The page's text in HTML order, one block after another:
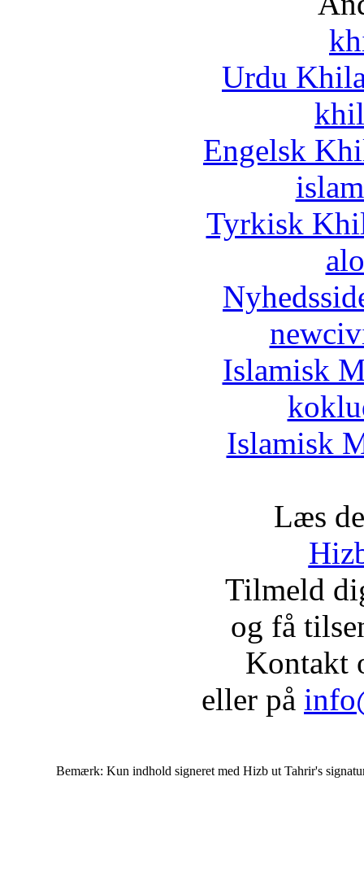
Urdu
Engelsk
Tyrkisk
Islamisk
Islamisk
Læs
Tilmeld
og få
Kontakt
eller på
Bemærk: Kun indhold signeret med Hizb ut Tahrir's